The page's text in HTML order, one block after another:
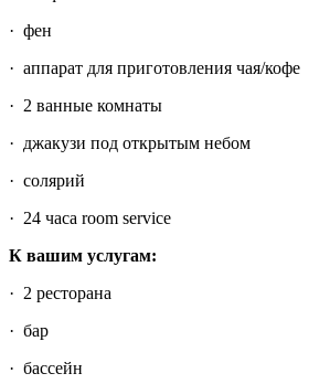
· фен
· аппарат для приготовления чая/кофе
· 2 ванные комнаты
· джакузи под открытым небом
· солярий
· 24 часа room service
К вашим услугам:
· 2 ресторана
· бар
· бассейн